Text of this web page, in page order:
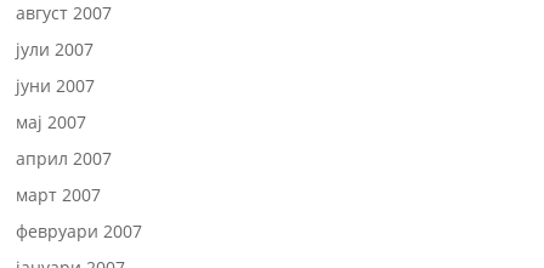
август 2007
јули 2007
јуни 2007
мај 2007
април 2007
март 2007
февруари 2007